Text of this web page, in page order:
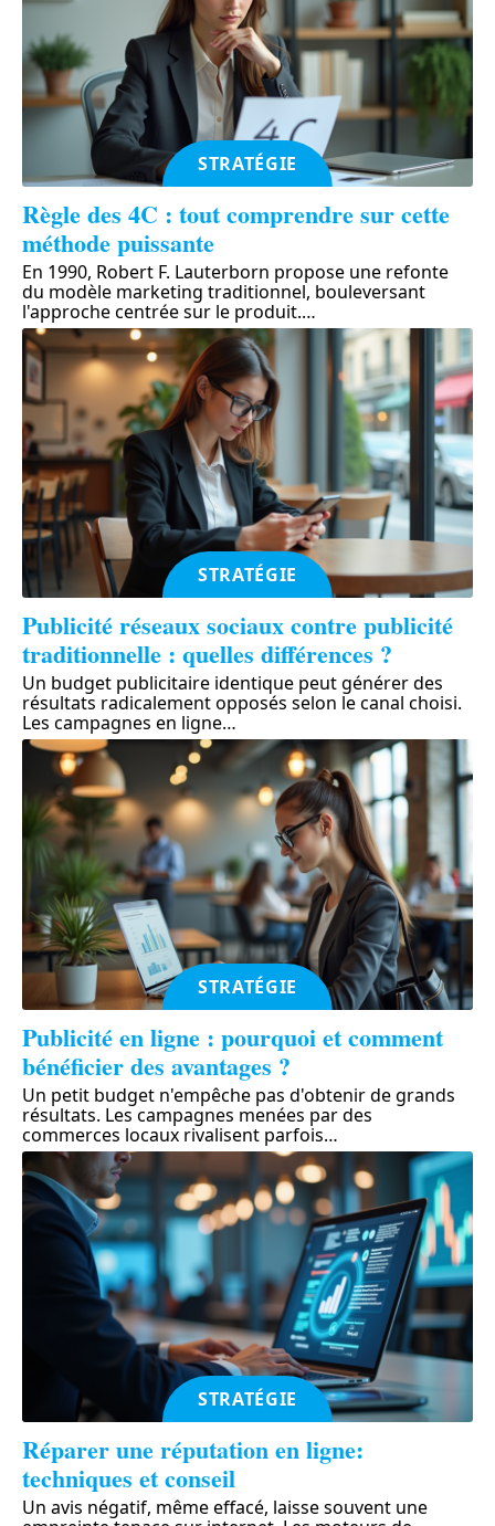
STRATÉGIE
Règle des 4C : tout comprendre sur cette
méthode puissante
En 1990, Robert F. Lauterborn propose une refonte
du modèle marketing traditionnel, bouleversant
l'approche centrée sur le produit.…
STRATÉGIE
Publicité réseaux sociaux contre publicité
traditionnelle : quelles différences ?
Un budget publicitaire identique peut générer des
résultats radicalement opposés selon le canal choisi.
Les campagnes en ligne…
STRATÉGIE
Publicité en ligne : pourquoi et comment
bénéficier des avantages ?
Un petit budget n'empêche pas d'obtenir de grands
résultats. Les campagnes menées par des
commerces locaux rivalisent parfois…
STRATÉGIE
Réparer une réputation en ligne:
techniques et conseil
Un avis négatif, même effacé, laisse souvent une